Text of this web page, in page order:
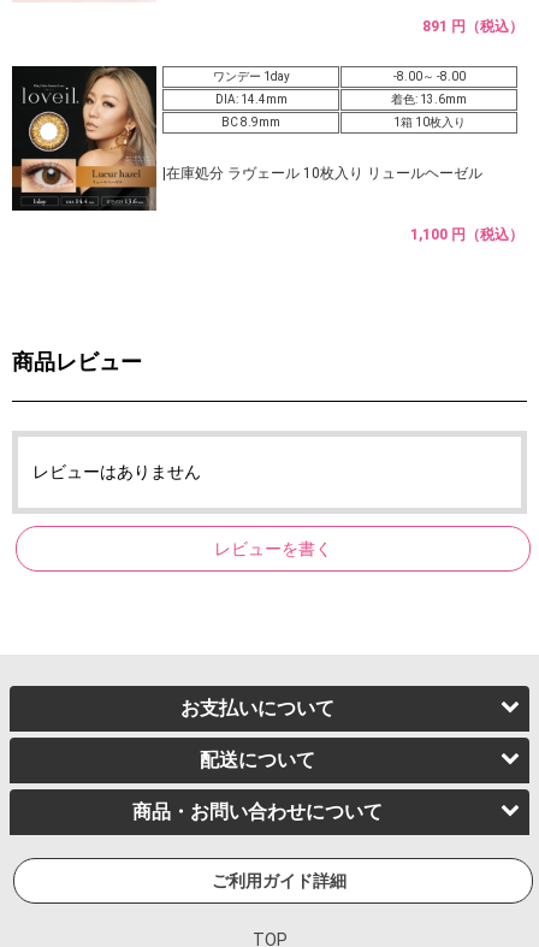
891 円（税込）
ワンデー 1day
-8.00～ -8.00
DIA: 14.4mm
着色: 13.6mm
BC 8.9mm
1箱 10枚入り
|在庫処分 ラヴェール 10枚入り リュールヘーゼル
1,100 円（税込）
商品レビュー
レビューはありません
レビューを書く
お支払いについて
配送について
商品・お問い合わせについて
ご利用ガイド詳細
TOP